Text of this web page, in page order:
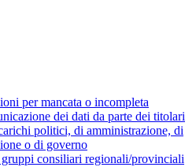
per mancata o incompleta
dei dati da parte dei titolari
politici, di amministrazione, di
o di governo
consiliari regionali/provinciali